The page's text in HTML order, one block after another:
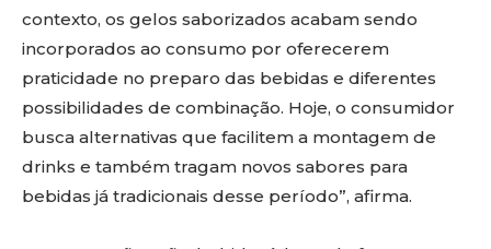
contexto, os gelos saborizados acabam sendo
incorporados ao consumo por oferecerem
praticidade no preparo das bebidas e diferentes
possibilidades de combinação. Hoje, o consumidor
busca alternativas que facilitem a montagem de
drinks e também tragam novos sabores para
bebidas já tradicionais desse período”, afirma.